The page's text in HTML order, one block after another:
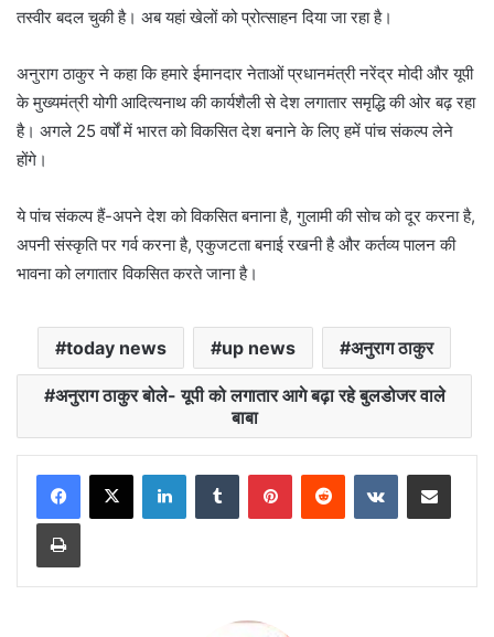
तस्वीर बदल चुकी है। अब यहां खेलों को प्रोत्साहन दिया जा रहा है।
अनुराग ठाकुर ने कहा कि हमारे ईमानदार नेताओं प्रधानमंत्री नरेंद्र मोदी और यूपी
के मुख्यमंत्री योगी आदित्यनाथ की कार्यशैली से देश लगातार समृद्धि की ओर बढ़ रहा
है। अगले 25 वर्षों में भारत को विकसित देश बनाने के लिए हमें पांच संकल्प लेने
होंगे।
ये पांच संकल्प हैं-अपने देश को विकसित बनाना है, गुलामी की सोच को दूर करना है,
अपनी संस्कृति पर गर्व करना है, एकुजटता बनाई रखनी है और कर्तव्य पालन की
भावना को लगातार विकसित करते जाना है।
today news up news अनुराग ठाकुर
अनुराग ठाकुर बोले- यूपी को लगातार आगे बढ़ा रहे बुलडोजर वाले
बाबा
LinkedInTumblr PinterestReddit VKontakteShare via Email
Print